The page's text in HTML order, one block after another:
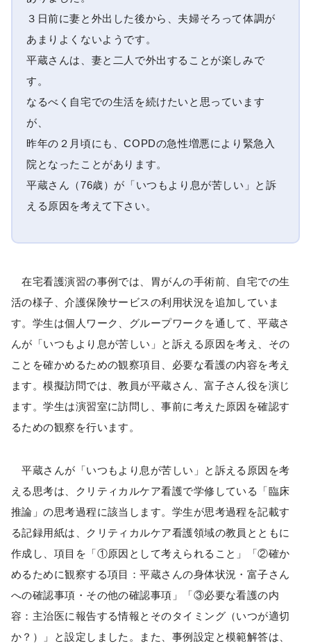
３日前に妻と外出した後から、夫婦そろって体調が
あまりよくないようです。
平蔵さんは、妻と二人で外出することが楽しみで
す。
なるべく自宅での生活を続けたいと思っています
が、
昨年の２月頃にも、COPDの急性増悪により緊急入
院となったことがあります。
平蔵さん（76歳）が「いつもより息が苦しい」と訴
える原因を考えて下さい。
在宅看護演習の事例では、胃がんの手術前、自宅での生
活の様子、介護保険サービスの利用状況を追加していま
す。学生は個人ワーク、グループワークを通して、平蔵さ
んが「いつもより息が苦しい」と訴える原因を考え、その
ことを確かめるための観察項目、必要な看護の内容を考え
ます。模擬訪問では、教員が平蔵さん、富子さん役を演じ
ます。学生は演習室に訪問し、事前に考えた原因を確認す
るための観察を行います。
平蔵さんが「いつもより息が苦しい」と訴える原因を考
える思考は、クリティカルケア看護で学修している「臨床
推論」の思考過程に該当します。学生が思考過程を記載す
る記録用紙は、クリティカルケア看護領域の教員とともに
作成し、項目を「①原因として考えられること」「②確か
めるために観察する項目：平蔵さんの身体状況・富子さん
への確認事項・その他の確認事項」「③必要な看護の内
容：主治医に報告する情報とそのタイミング（いつが適切
か？）」と設定しました。また、事例設定と模範解答は、